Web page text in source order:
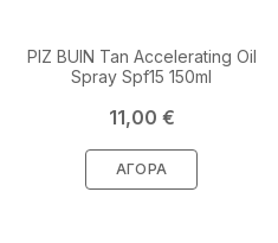
PIZ BUIN Tan Accelerating Oil
Spray Spf15 150ml
Τιμή
11,00 €
ΑΓΟΡΆ